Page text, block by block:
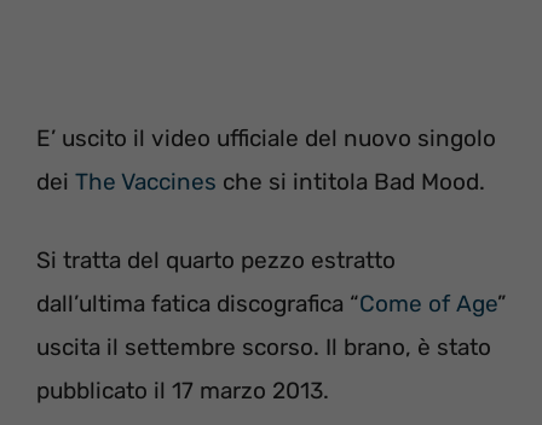
E’ uscito il video ufficiale del nuovo singolo
dei The Vaccines che si intitola Bad Mood.
Si tratta del quarto pezzo estratto
dall’ultima fatica discografica “Come of Age”
uscita il settembre scorso. Il brano, è stato
pubblicato il 17 marzo 2013.